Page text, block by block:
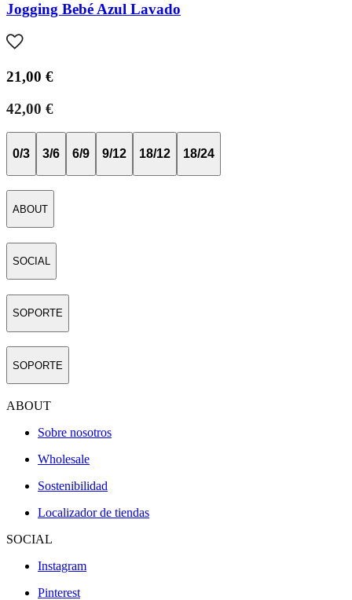
Jogging Bebé Azul Lavado
21,00 €
42,00 €
0/3 3/6 6/9 9/12 18/12 18/24
ABOUT
SOCIAL
SOPORTE
SOPORTE
ABOUT
Sobre nosotros
Wholesale
Sostenibilidad
Localizador de tiendas
SOCIAL
Instagram
Pinterest